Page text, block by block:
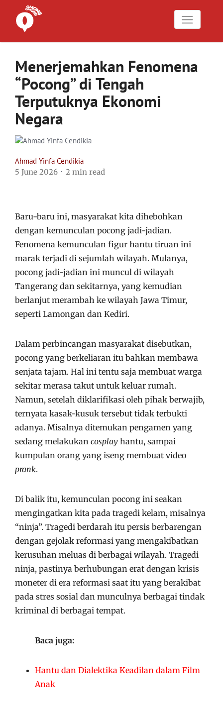
Menerjemahkan Fenomena
“Pocong” di Tengah
Terputuknya Ekonomi
Negara
Ahmad Yinfa Cendikia
5 June 2026
2 min read
Baru-baru ini, masyarakat kita dihebohkan
dengan kemunculan pocong jadi-jadian.
Fenomena kemunculan figur hantu tiruan ini
marak terjadi di sejumlah wilayah. Mulanya,
pocong jadi-jadian ini muncul di wilayah
Tangerang dan sekitarnya, yang kemudian
berlanjut merambah ke wilayah Jawa Timur,
seperti Lamongan dan Kediri.
Dalam perbincangan masyarakat disebutkan,
pocong yang berkeliaran itu bahkan membawa
senjata tajam. Hal ini tentu saja membuat warga
sekitar merasa takut untuk keluar rumah.
Namun, setelah diklarifikasi oleh pihak berwajib,
ternyata kasak-kusuk tersebut tidak terbukti
adanya. Misalnya ditemukan pengamen yang
sedang melakukan cosplay hantu, sampai
kumpulan orang yang iseng membuat video
prank.
Di balik itu, kemunculan pocong ini seakan
mengingatkan kita pada tragedi kelam, misalnya
“ninja”. Tragedi berdarah itu persis berbarengan
dengan gejolak reformasi yang mengakibatkan
kerusuhan meluas di berbagai wilayah. Tragedi
ninja, pastinya berhubungan erat dengan krisis
moneter di era reformasi saat itu yang berakibat
pada stres sosial dan munculnya berbagai tindak
kriminal di berbagai tempat.
Baca juga:
Hantu dan Dialektika Keadilan dalam Film
Anak